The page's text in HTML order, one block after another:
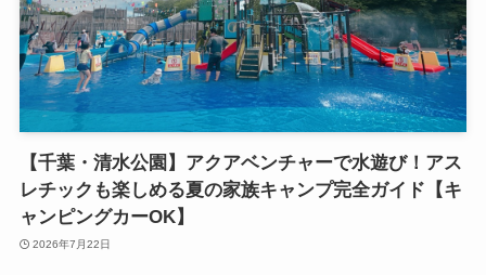
【千葉・清水公園】アクアベンチャーで水遊び！アス
レチックも楽しめる夏の家族キャンプ完全ガイド【キ
ャンピングカーOK】
2026年7月22日